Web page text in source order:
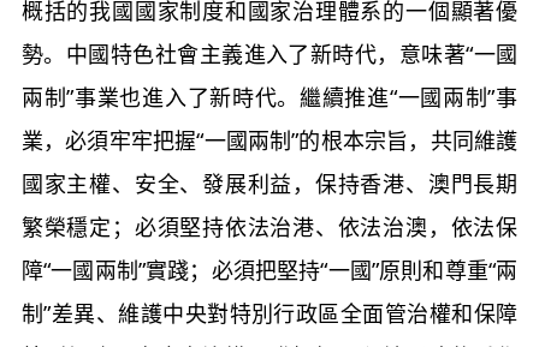
概括的我國國家制度和國家治理體系的一個顯著優
勢。中國特色社會主義進入了新時代，意味著“一國
兩制”事業也進入了新時代。繼續推進“一國兩制”事
業，必須牢牢把握“一國兩制”的根本宗旨，共同維護
國家主權、安全、發展利益，保持香港、澳門長期
繁榮穩定；必須堅持依法治港、依法治澳，依法保
障“一國兩制”實踐；必須把堅持“一國”原則和尊重“兩
制”差異、維護中央對特別行政區全面管治權和保障